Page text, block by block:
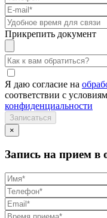
Прикрепить документ
Я даю согласие на
соответствии с
конфиденциальности
×
Запись на прием в